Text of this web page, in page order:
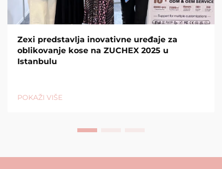
Zexi predstavlja inovativne uređaje za
oblikovanje kose na ZUCHEX 2025 u
Istanbulu
POKAŽI VIŠE